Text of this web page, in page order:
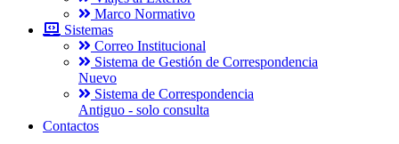
Marco Normativo
Sistemas
Correo Institucional
Sistema de Gestión de Correspondencia
Nuevo
Sistema de Correspondencia
Antiguo - solo consulta
Contactos